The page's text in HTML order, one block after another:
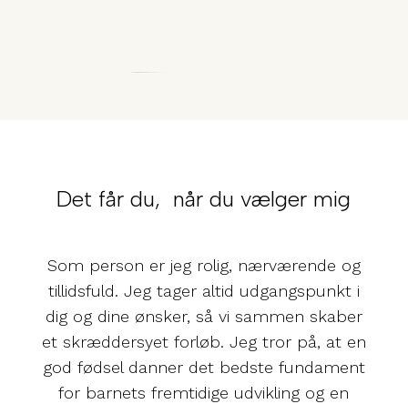
Det får du, når du vælger mig
Som person er jeg rolig, nærværende og
tillidsfuld. Jeg tager altid udgangspunkt i
dig og dine ønsker, så vi sammen skaber
et skræddersyet forløb. Jeg tror på, at en
god fødsel danner det bedste fundament
for barnets fremtidige udvikling og en